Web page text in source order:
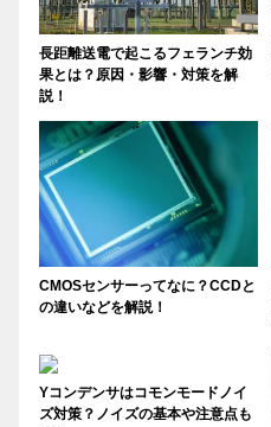
長距離送電で起こるフェランチ効
果とは？原因・影響・対策を解
説！
CMOSセンサーってなに？CCDと
の違いなどを解説！
Yコンデンサはコモンモードノイ
ズ対策？ノイズの基本や注意点も